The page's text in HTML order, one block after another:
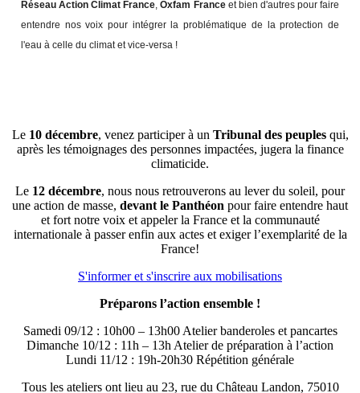
Réseau Action Climat France,Oxfam Franceet bien d'autres pour faire
entendre nos voix pour intégrer la problématique de la protection de
l'eau à celle du climat et vice-versa !
Le 10 décembre, venez participer à un Tribunal des peuplesqui,
après les témoignages des personnes impactées, jugera la finance
climaticide.
Le 12 décembre, nous nous retrouverons au lever du soleil, pour
une action de masse, devant le Panthéon pour faire entendre haut
et fort notre voix et appeler la France et la communauté
internationale à passer enfin aux actes et exiger l’exemplarité de la
France!
S'informer et s'inscrire aux mobilisations
Préparons l’action ensemble !
Samedi 09/12 : 10h00 – 13h00 Atelier banderoles et pancartes
Dimanche 10/12 : 11h – 13h Atelier de préparation à l’action
Lundi 11/12 : 19h-20h30 Répétition générale
Tous les ateliers ont lieu au 23, rue du Château Landon, 75010